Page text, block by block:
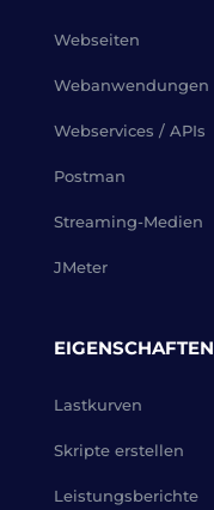
Webseiten
Webanwendungen
Webservices / APIs
Postman
Streaming-Medien
JMeter
EIGENSCHAFTEN
Lastkurven
Skripte erstellen
Leistungsberichte